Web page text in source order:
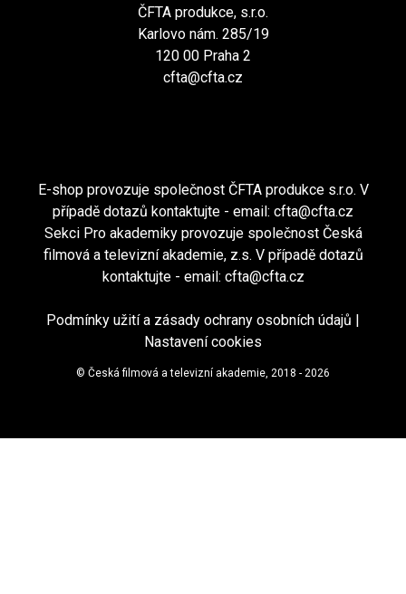
ČFTA produkce, s.r.o.
Karlovo nám. 285/19
120 00 Praha 2
cfta@cfta.cz
E-shop provozuje společnost ČFTA produkce s.r.o. V
případě dotazů kontaktujte - email: cfta@cfta.cz
Sekci Pro akademiky provozuje společnost Česká
filmová a televizní akademie, z.s. V případě dotazů
kontaktujte - email: cfta@cfta.cz
Podmínky užití a zásady ochrany osobních údajů |
Nastavení cookies
© Česká filmová a televizní akademie, 2018 - 2026